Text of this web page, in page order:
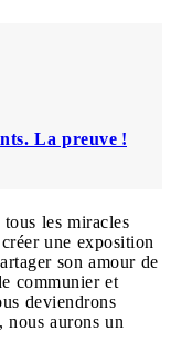
La preuve !
les miracles
une exposition
son amour de
communier et
deviendrons
nous aurons un